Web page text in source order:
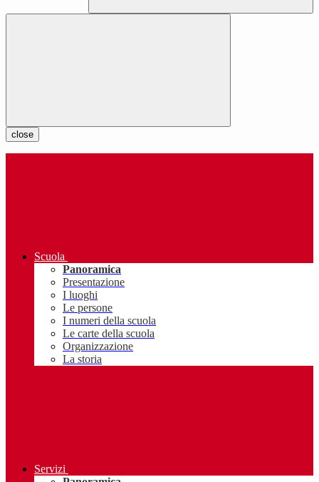
close
Scuola
Panoramica
Presentazione
I luoghi
Le persone
I numeri della scuola
Le carte della scuola
Organizzazione
La storia
Servizi